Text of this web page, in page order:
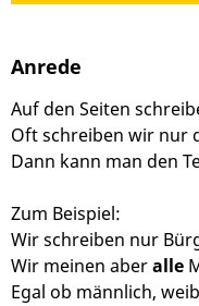
Anrede
Auf den Seiten
Oft schreiben wir nur
Dann kann man den
Zum Beispiel:
Wir schreiben nur
Wir meinen aberalle
Egal ob männlich,